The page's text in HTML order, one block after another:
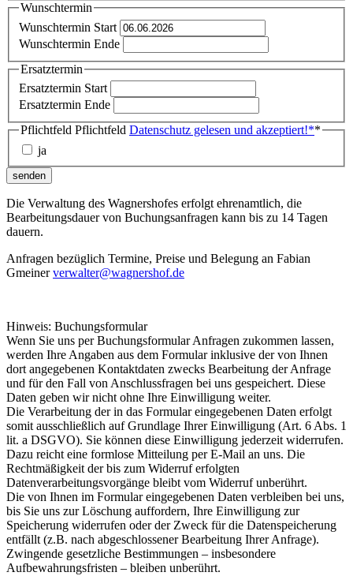
Wunschtermin
Wunschtermin Start
Wunschtermin Ende
Ersatztermin
Ersatztermin Start
Ersatztermin Ende
Pflichtfeld Pflichtfeld Datenschutz gelesen und akzeptiert!**
ja
senden
Die Verwaltung des Wagnershofes erfolgt ehrenamtlich, die
Bearbeitungsdauer von Buchungsanfragen kann bis zu 14 Tagen
dauern.
Anfragen bezüglich Termine, Preise und Belegung an Fabian
Gmeinerverwalter@wagnershof.de
Hinweis: Buchungsformular
Wenn Sie uns per Buchungsformular Anfragen zukommen lassen,
werden Ihre Angaben aus dem Formular inklusive der von Ihnen
dort angegebenen Kontaktdaten zwecks Bearbeitung der Anfrage
und für den Fall von Anschlussfragen bei uns gespeichert. Diese
Daten geben wir nicht ohne Ihre Einwilligung weiter.
Die Verarbeitung der in das Formular eingegebenen Daten erfolgt
somit ausschließlich auf Grundlage Ihrer Einwilligung (Art. 6 Abs. 1
lit. a DSGVO). Sie können diese Einwilligung jederzeit widerrufen.
Dazu reicht eine formlose Mitteilung per E-Mail an uns. Die
Rechtmäßigkeit der bis zum Widerruf erfolgten
Datenverarbeitungsvorgänge bleibt vom Widerruf unberührt.
Die von Ihnen im Formular eingegebenen Daten verbleiben bei uns,
bis Sie uns zur Löschung auffordern, Ihre Einwilligung zur
Speicherung widerrufen oder der Zweck für die Datenspeicherung
entfällt (z.B. nach abgeschlossener Bearbeitung Ihrer Anfrage).
Zwingende gesetzliche Bestimmungen – insbesondere
Aufbewahrungsfristen – bleiben unberührt.